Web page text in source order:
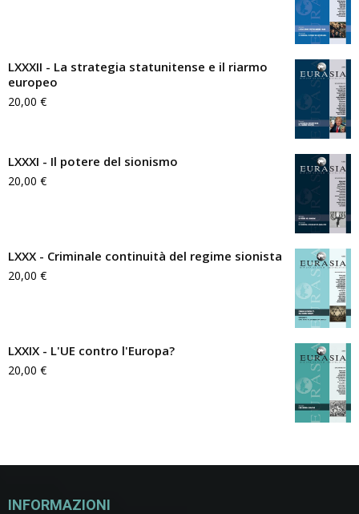
LXXXII - La strategia statunitense e il riarmo
europeo
20,00 €
LXXXI - Il potere del sionismo
20,00 €
LXXX - Criminale continuità del regime sionista
20,00 €
LXXIX - L'UE contro l'Europa?
20,00 €
INFORMAZIONI